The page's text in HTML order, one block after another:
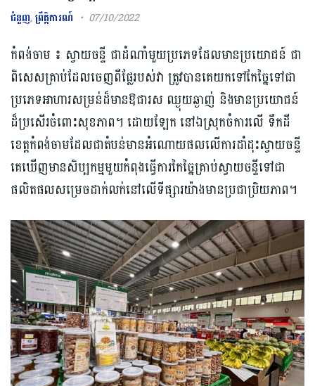
ជំនួញ,ព្រឹត្តិការណ៍ 07/10/2022
កំពង់ចាម ៖ ស្វាយចន្ទី ជាដំណាំមួយប្រភេទដែលមានប្រយោជន៍ ជា
ពិសេសគ្រាប់ដែលចេញពីផ្លែរបស់វា ត្រូវបានគេយកទៅកែច្នៃទៅជា
ប្រភេទអាហារសម្រន់ដ៏មានឱជារស ឈ្ងុយឆ្ងាញ់ និងមានប្រយោជន៍
ដ៏ប្រសើរចំពោះសុខភាព។ ដោយឡែក នៅឯស្រុកចំការលើ ទឹកដី
ខេត្តកំពង់ចាមដែលជាតំបន់មានអំណោយផលលើការដាំដុះស្វាយចន្ទី
គេឃើញមានសិប្បកម្មមួយកំពុងធ្វើការកៃច្នៃគ្រាប់ស្វាយចន្ទីទៅជា
ផលិតផលសម្រេចដាក់លក់នៅលើទីផ្សារយ៉ាងមានប្រជាប្រិយភាព។